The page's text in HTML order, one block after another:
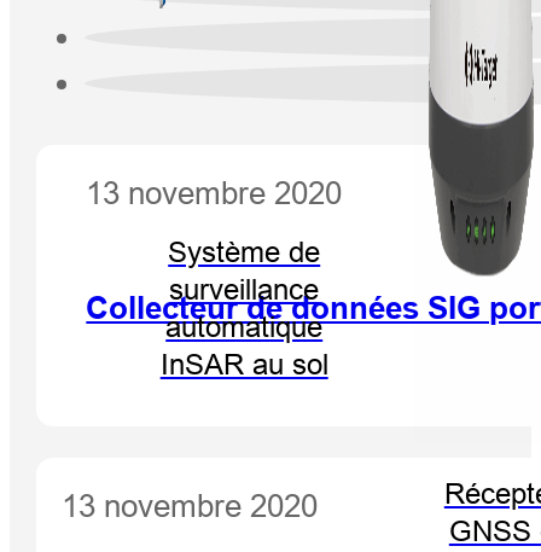
Système de
surveillance
automatique
InSAR au sol
GNSS
13 novembre 2020
Collecteur de données SIG
13 novembre 2020